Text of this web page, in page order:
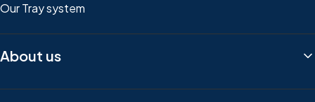
Our Tray system
About us